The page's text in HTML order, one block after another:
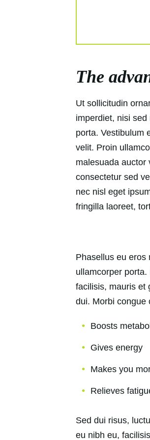
The
Ut sollicitudin
imperdiet, nisi
porta. Vestibulum
velit. Proin
malesuada auctor
consectetur sed
nec nisl eget
fringilla laoreet,
Phasellus eu eros
ullamcorper
facilisis, mauris et
dui. Morbi congue
Boosts
Gives energy
Makes you
Relieves
Sed dui risus,
eu nibh eu,